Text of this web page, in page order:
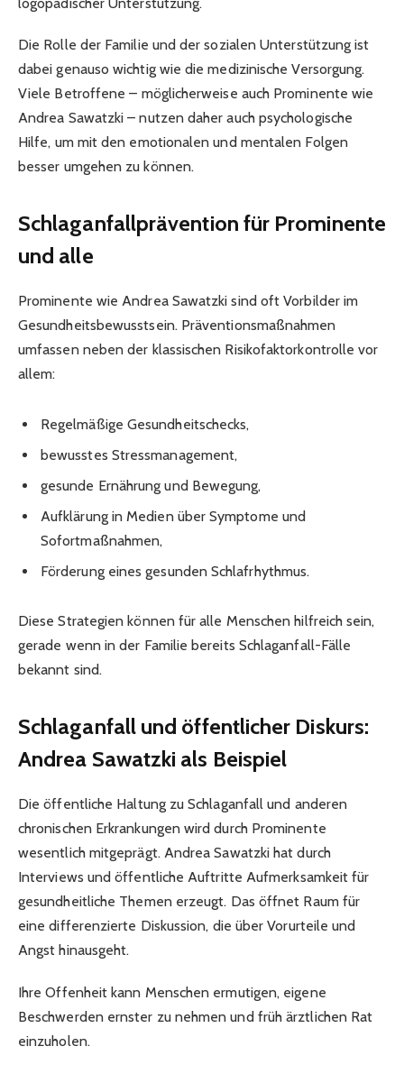
Die Rolle der Familie und der sozialen Unterstützung ist
dabei genauso wichtig wie die medizinische Versorgung.
Viele Betroffene – möglicherweise auch Prominente wie
Andrea Sawatzki – nutzen daher auch psychologische
Hilfe, um mit den emotionalen und mentalen Folgen
besser umgehen zu können.
Schlaganfallprävention für Prominente
und alle
Prominente wie Andrea Sawatzki sind oft Vorbilder im
Gesundheitsbewusstsein. Präventionsmaßnahmen
umfassen neben der klassischen Risikofaktorkontrolle vor
allem:
Regelmäßige Gesundheitschecks,
bewusstes Stressmanagement,
gesunde Ernährung und Bewegung,
Aufklärung in Medien über Symptome und
Sofortmaßnahmen,
Förderung eines gesunden Schlafrhythmus.
Diese Strategien können für alle Menschen hilfreich sein,
gerade wenn in der Familie bereits Schlaganfall-Fälle
bekannt sind.
Schlaganfall und öffentlicher Diskurs:
Andrea Sawatzki als Beispiel
Die öffentliche Haltung zu Schlaganfall und anderen
chronischen Erkrankungen wird durch Prominente
wesentlich mitgeprägt. Andrea Sawatzki hat durch
Interviews und öffentliche Auftritte Aufmerksamkeit für
gesundheitliche Themen erzeugt. Das öffnet Raum für
eine differenzierte Diskussion, die über Vorurteile und
Angst hinausgeht.
Ihre Offenheit kann Menschen ermutigen, eigene
Beschwerden ernster zu nehmen und früh ärztlichen Rat
einzuholen.